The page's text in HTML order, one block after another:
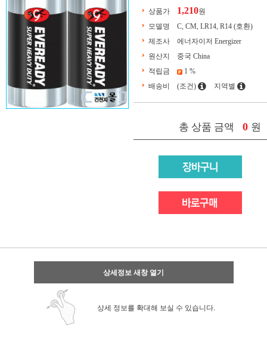
상품가
1,210원
모델명
C, CM, LR14, R14 (호환)
제조사
에너자이저 Energizer
원산지
중국 China
적립금
1 %
배송비
(조건) 지역별
총 상품 금액 0 원
상세정보 새창 열기
상세 정보를 확대해 보실 수 있습니다.